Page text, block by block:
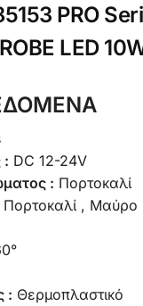
PRO
LED
: DC 12-24V
: Πορτοκαλί
Πορτοκαλί , Μαύρο
: Θερμοπλαστικό